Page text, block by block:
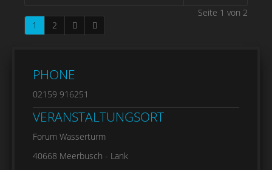
Seite 1 von 2
1
2
PHONE
02159 916251
VERANSTALTUNGSORT
Forum Wasserturm
40668 Meerbusch - Lank